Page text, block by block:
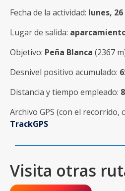
Fecha de la actividad: lunes,
Lugar de salida:
Objetivo: Peña Blanca (2367
Desnivel positivo acumulado:
Distancia y tiempo empleado:
Archivo GPS (con el recorrido,
TrackGPS
Visita otras